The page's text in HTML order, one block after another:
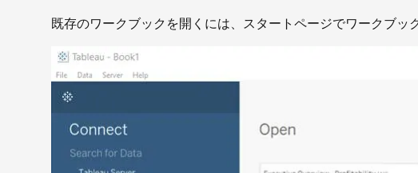
既存のワークブックを開くには、スタートページでワークブッ